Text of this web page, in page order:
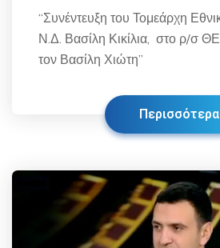
“Συνέντευξη του Τομεάρχη
Ν.Δ. Βασίλη Κικίλια, στο ρ/σ
τον Βασίλη Χιώτη”
Περισσότερα